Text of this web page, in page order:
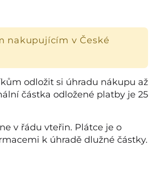
nakupujícím v České
odložit si úhradu nákupu až
částka odložené platby je 25
v řádu vteřin. Plátce je o
k úhradě dlužné částky.